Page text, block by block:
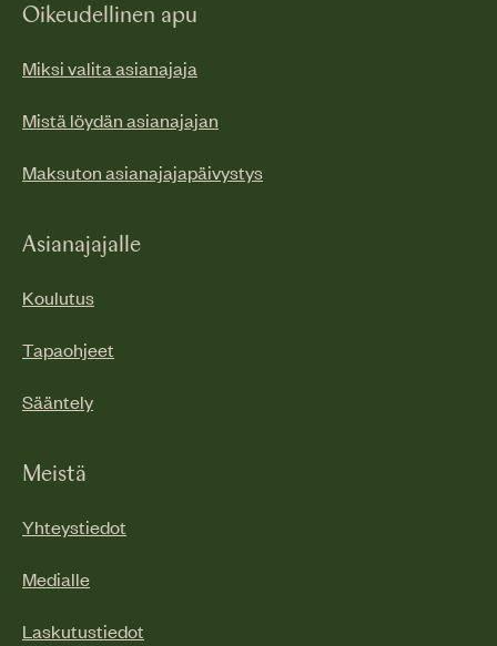
Oikeudellinen apu
Miksi valita asianajaja
Mistä löydän asianajajan
Maksuton asianajajapäivystys
Asianajajalle
Koulutus
Tapaohjeet
Sääntely
Meistä
Yhteystiedot
Medialle
Laskutustiedot